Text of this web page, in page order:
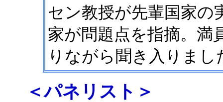
セン教授が先輩国家の
家が問題点を指摘。満
りながら聞き入りまし
＜パネリスト＞